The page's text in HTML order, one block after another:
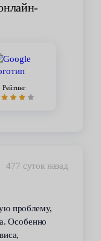
Рейтинг
477 суток назад
проблему,
Особенно